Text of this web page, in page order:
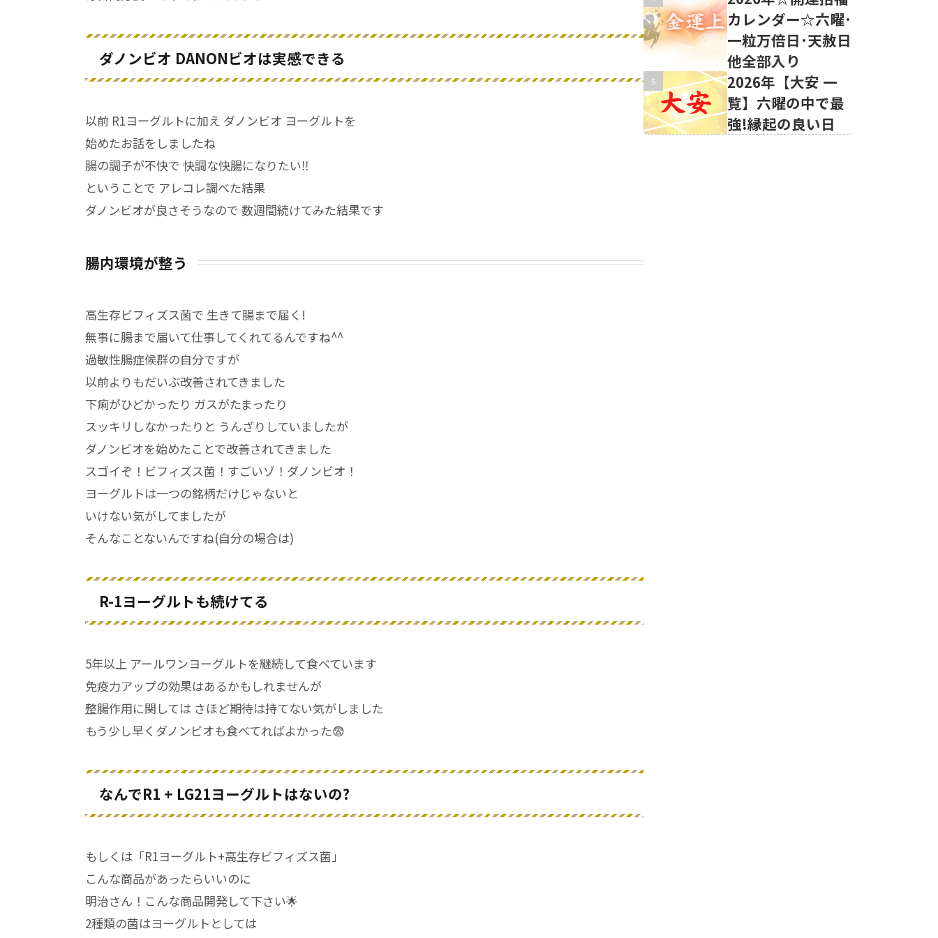
ダノンビオ DANONビオは実感できる
以前 R1ヨーグルトに加え ダノンビオ ヨーグルトを
始めたお話をしましたね
腸の調子が不快で 快調な快腸になりたい‼
ということで アレコレ調べた結果
ダノンビオが良さそうなので 数週間続けてみた結果です
腸内環境が整う
高生存ビフィズス菌で 生きて腸まで届く!
無事に腸まで届いて仕事してくれてるんですね^^
過敏性腸症候群の自分ですが
以前よりもだいぶ改善されてきました
下痢がひどかったり ガスがたまったり
スッキリしなかったりと うんざりしていましたが
ダノンビオを始めたことで改善されてきました
スゴイぞ！ビフィズス菌！すごいゾ！ダノンビオ！
ヨーグルトは一つの銘柄だけじゃないと
いけない気がしてましたが
そんなことないんですね(自分の場合は)
R-1ヨーグルトも続けてる
5年以上 アールワンヨーグルトを継続して食べています
免疫力アップの効果はあるかもしれませんが
整腸作用に関しては さほど期待は持てない気がしました
もう少し早くダノンビオも食べてればよかった😨
なんでR1 + LG21ヨーグルトはないの?
もしくは「R1ヨーグルト+高生存ビフィズス菌」
こんな商品があったらいいのに
明治さん！こんな商品開発して下さい🌟
2種類の菌はヨーグルトとしては
カレンダー☆六曜･
一粒万倍日･天赦日
他全部入り
2026年【大安 一
覧】六曜の中で最
強!縁起の良い日